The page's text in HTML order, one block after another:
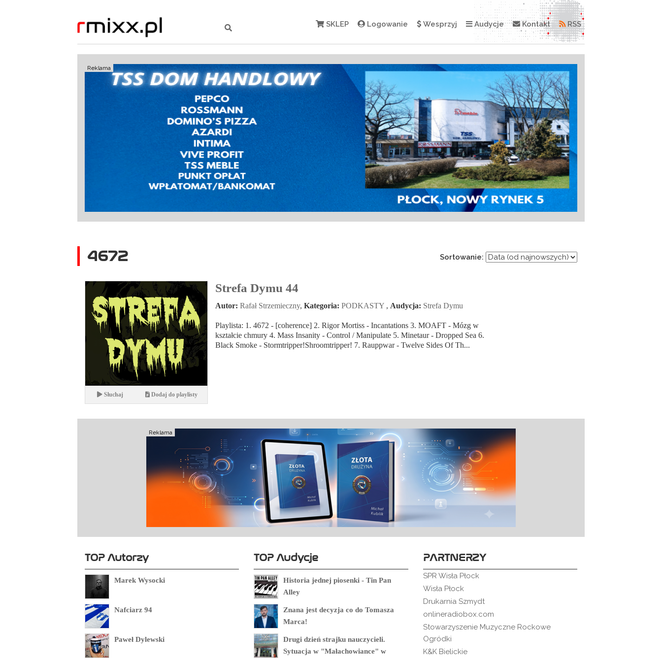
SKLEP Logowanie Wesprzyj Audycje Kontakt RSS
Reklama
4672 Sortowanie:
Słuchaj Dodaj do playlisty
Strefa Dymu 44
Autor: Rafał Strzemieczny, Kategoria: PODKASTY , Audycja: Strefa Dymu
Playlista: 1. 4672 - [coherence] 2. Rigor Mortiss - Incantations 3. MOAFT - Mózg w
kształcie chmury 4. Mass Insanity - Control / Manipulate 5. Minetaur - Dropped Sea 6.
Black Smoke - Stormtripper!Shroomtripper! 7. Rauppwar - Twelve Sides Of Th...
Reklama
TOP Autorzy
Marek Wysocki
Nafciarz 94
Paweł Dylewski
TOP Audycje
Historia jednej piosenki - Tin Pan
Alley
Znana jest decyzja co do Tomasza
Marca!
Drugi dzień strajku nauczycieli.
Sytuacja w "Małachowiance" w
PARTNERZY
SPR Wisła Płock
Wisła Płock
Drukarnia Szmydt
onlineradiobox.com
Stowarzyszenie Muzyczne Rockowe
Ogródki
K&K Bielickie